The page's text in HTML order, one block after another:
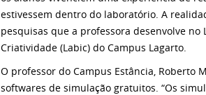
estivessem dentro do laboratório. A
pesquisas que a professora desenvolve no
Criatividade (Labic) do Campus Lagarto.
O professor do Campus Estância, Roberto
softwares de simulação gratuitos. “Os